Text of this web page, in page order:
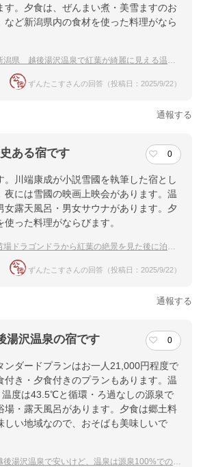
す。夕食は、ぜんまい煮・美雪ますのお
など新潟県内の食材を使った料理がなら
潟県 越後湯沢温泉で紅葉が綺麗に見える温泉宿のおすすめは？
ずんたこすさんの回答（投稿日：2025/9/22）
通報する
ある宿です 0
。川端康成が小説雪國を執筆した宿とし
夜には雪國の映画上映会があります。温
女露天風呂・男女サウナがあります。夕
った料理がならびます。
ドラゴンドラから紅葉の絶景を見た後に泊まれる人気の温泉宿
ずんたこすさんの回答（投稿日：2025/9/22）
通報する
湯沢温泉の宿です 0
ンダードプランはお一人21,000円程度で
付き・夕食付きのプランもあります。温
度は43.5℃と循環・ろ過なしの源泉で
場・露天風呂があります。夕食は郷土料
しい地域なので、おそばも美味しいで
湯沢温泉で安いけど、温泉は源泉100%でのんびり出来る宿が知りたい！